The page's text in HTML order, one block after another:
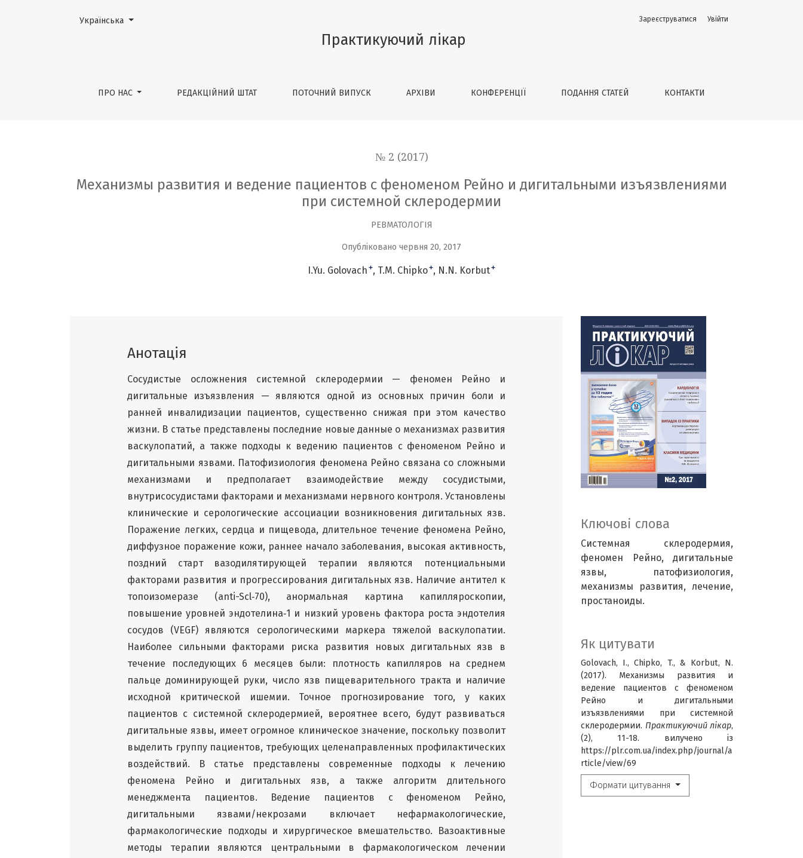
Механизмы развития и ведение пациентов с феноменом Рейно и дигитальными изъязвлениями при системной склеродермии
Практикуючий лікар
ПРО НАС РЕДАКЦІЙНИЙ ШТАТ ПОТОЧНИЙ ВИПУСК АРХІВИ КОНФЕРЕНЦІЇ ПОДАННЯ СТАТЕЙ КОНТАКТИ
Зареєструватися Увійти
Змінити мову. Поточною мовою є:
Українська
№ 2 (2017)
Механизмы развития и ведение пациентов с феноменом Рейно и дигитальными изъязвлениями
при системной склеродермии
РЕВМАТОЛОГІЯ
Опубліковано червня 20, 2017
I.Yu. Golovach + T.M. Chipko+ N.N. Korbut+
Ключові слова
Системная склеродермия,
феномен Рейно, дигитальные
язвы, патофизиология,
механизмы развития, лечение,
простаноиды.
Як цитувати
Golovach, I., Chipko, T., & Korbut, N.
(2017). Механизмы развития и
ведение пациентов с феноменом
Рейно и дигитальными
изъязвлениями при системной
склеродермии. Практикуючий лікар,
(2), 11-18. вилучено із
https://plr.com.ua/index.php/journal/a
rticle/view/69
Формати цитування
Анотація
Сосудистые осложнения системной склеродермии — феномен Рейно и
дигитальные изъязвления — являются одной из основных причин боли и
ранней инвалидизации пациентов, существенно снижая при этом качество
жизни. В статье представлены последние новые данные о механизмах развития
васкулопатий, а также подходы к ведению пациентов с феноменом Рейно и
дигитальными язвами. Патофизиология феномена Рейно связана со сложными
механизмами и предполагает взаимодействие между сосудистыми,
внутрисосудистами факторами и механизмами нервного контроля. Установлены
клинические и серологические ассоциации возникновения дигитальных язв.
Поражение легких, сердца и пищевода, длительное течение феномена Рейно,
диффузное поражение кожи, раннее начало заболевания, высокая активность,
поздний старт вазодилятирующей терапии являются потенциальными
факторами развития и прогрессирования дигитальных язв. Наличие антител к
топоизомеразе (anti-Scl‑70), анормальная картина капилляроскопии,
повышение уровней эндотелина‑1 и низкий уровень фактора роста эндотелия
сосудов (VEGF) являются серологическими маркера тяжелой васкулопатии.
Наиболее сильными факторами риска развития новых дигитальных язв в
течение последующих 6 месяцев были: плотность капилляров на среднем
пальце доминирующей руки, число язв пищеварительного тракта и наличие
исходной критической ишемии. Точное прогнозирование того, у каких
пациентов с системной склеродермией, вероятнее всего, будут развиваться
дигитальные язвы, имеет огромное клиническое значение, поскольку позволит
выделить группу пациентов, требующих целенаправленных профилактических
воздействий. В статье представлены современные подходы к лечению
феномена Рейно и дигитальных язв, а также алгоритм длительного
менеджмента пациентов. Ведение пациентов с феноменом Рейно,
дигитальными язвами/некрозами включает нефармакологические,
фармакологические подходы и хирургическое вмешательство. Вазоактивные
методы терапии являются центральными в фармакологическом лечении